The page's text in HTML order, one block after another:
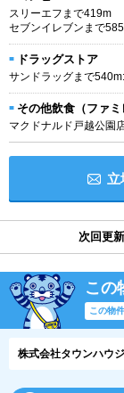
スリーエフまで419m
セブンイレブンまで
ドラッグストア
サンドラッグまで
その他飲食（ファミ
マクドナルド戸越公園
立
次回更
この
この物
株式会社タウンハウ